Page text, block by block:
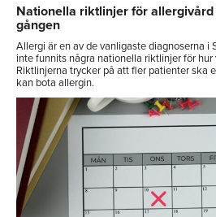
Nationella riktlinjer för
gången
Allergi är en av de vanligaste diagnoserna i
inte funnits några nationella riktlinjer för hur
Riktlinjerna trycker på att fler patienter ska
kan bota allergin.